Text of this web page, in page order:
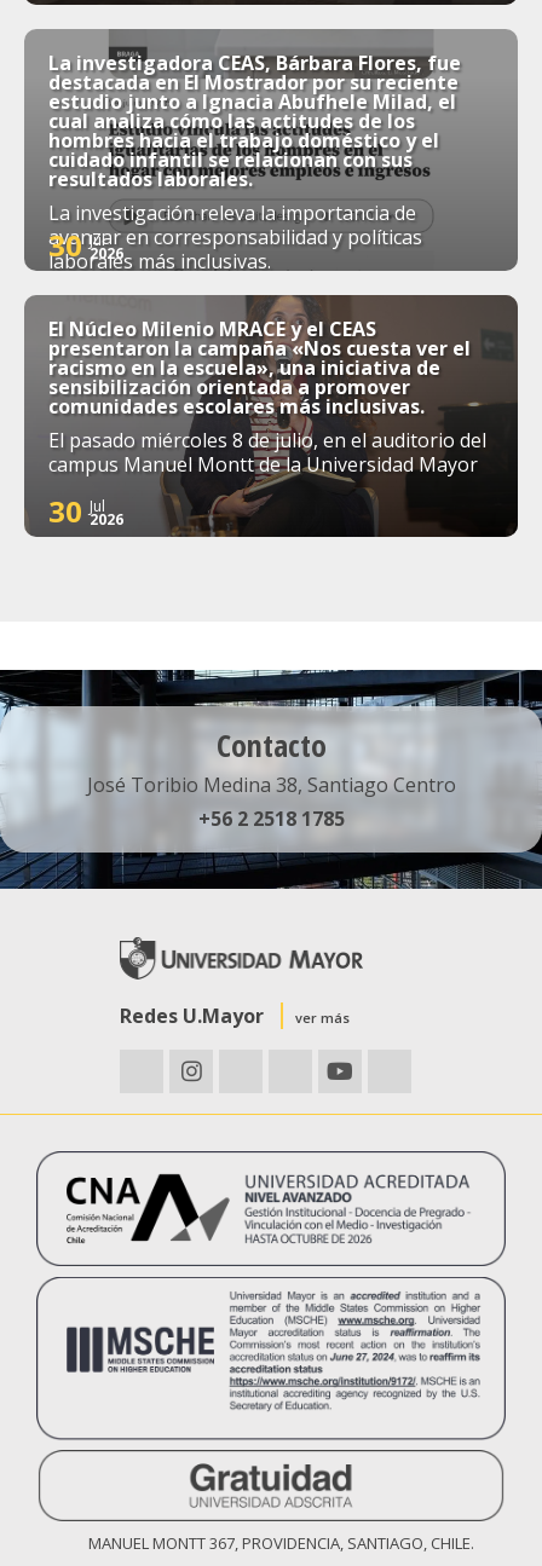
La investigadora CEAS, Bárbara Flores, fue
destacada en El Mostrador por su reciente
estudio junto a Ignacia Abufhele Milad, el
cual analiza cómo las actitudes de los
hombres hacia el trabajo doméstico y el
cuidado infantil se relacionan con sus
resultados laborales.
La investigación releva la importancia de
avanzar en corresponsabilidad y políticas
laborales más inclusivas.
30 Jul
2026
El Núcleo Milenio MRACE y el CEAS
presentaron la campaña «Nos cuesta ver el
racismo en la escuela», una iniciativa de
sensibilización orientada a promover
comunidades escolares más inclusivas.
El pasado miércoles 8 de julio, en el auditorio del
campus Manuel Montt de la Universidad Mayor
30 Jul
2026
Contacto
José Toribio Medina 38, Santiago Centro
+56 2 2518 1785
Redes U.Mayor ver más
MANUEL MONTT 367, PROVIDENCIA, SANTIAGO, CHILE.